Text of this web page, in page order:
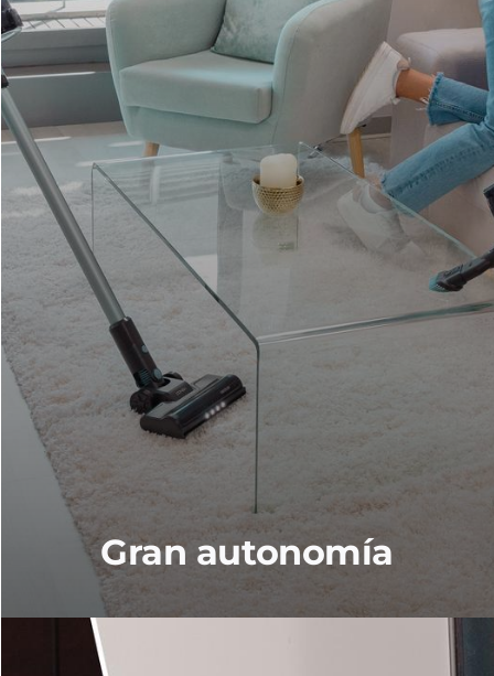
Gran autonomía